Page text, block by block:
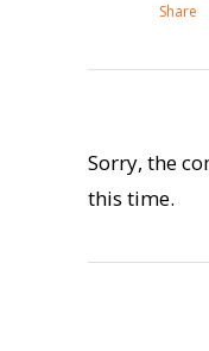
Share
Sorry, the
this time.